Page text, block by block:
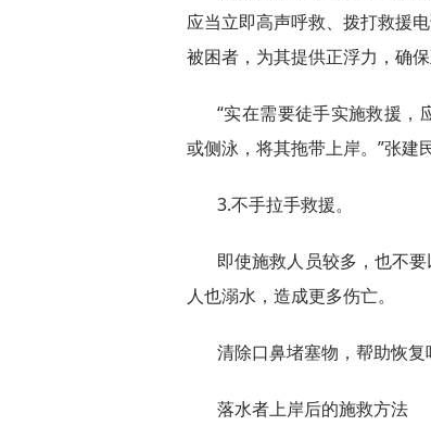
应当立即高声呼救、拨打救援
被困者，为其提供正浮力，确保
“实在需要徒手实施救援，
或侧泳，将其拖带上岸。”张建民
3.不手拉手救援。
即使施救人员较多，也不
人也溺水，造成更多伤亡。
清除口鼻堵塞物，帮助恢复
落水者上岸后的施救方法